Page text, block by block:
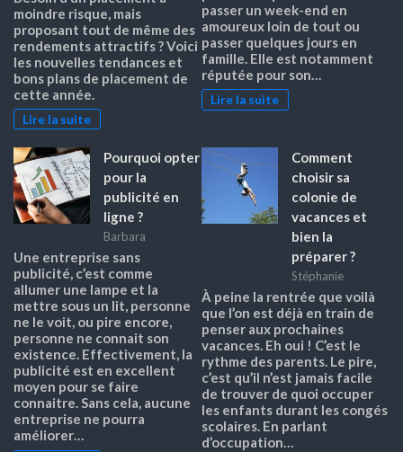
moindre risque, mais
proposant tout de même des
rendements attractifs ? Voici
les nouvelles tendances et
bons plans de placement de
cette année.
Lire la suite
passer un week-end en
amoureux loin de tout ou
passer quelques jours en
famille. Elle est notamment
réputée pour son…
Lire la suite
Pourquoi opter
pour la
publicité en
ligne ?
Barbara
Une entreprise sans
publicité, c’est comme
allumer une lampe et la
mettre sous un lit, personne
ne le voit, ou pire encore,
personne ne connait son
existence. Effectivement, la
publicité est en excellent
moyen pour se faire
connaitre. Sans cela, aucune
entreprise ne pourra
améliorer…
Comment
choisir sa
colonie de
vacances et
bien la
préparer ?
Stéphanie
À peine la rentrée que voilà
que l’on est déjà en train de
penser aux prochaines
vacances. Eh oui ! C’est le
rythme des parents. Le pire,
c’est qu’il n’est jamais facile
de trouver de quoi occuper
les enfants durant les congés
scolaires. En parlant
d’occupation…